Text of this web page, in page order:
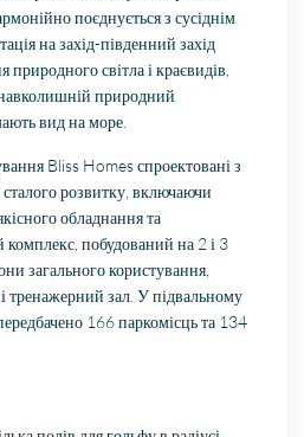
поєднується з сусіднім
на захід-південний захід
світла і краєвидів,
природний
вид на море.
Bliss Homes спроектовані з
розвитку, включаючи
обладнання та
побудований на 2 і 3
загального користування,
тренажерний зал. У підвальному
166 паркомісць та 134